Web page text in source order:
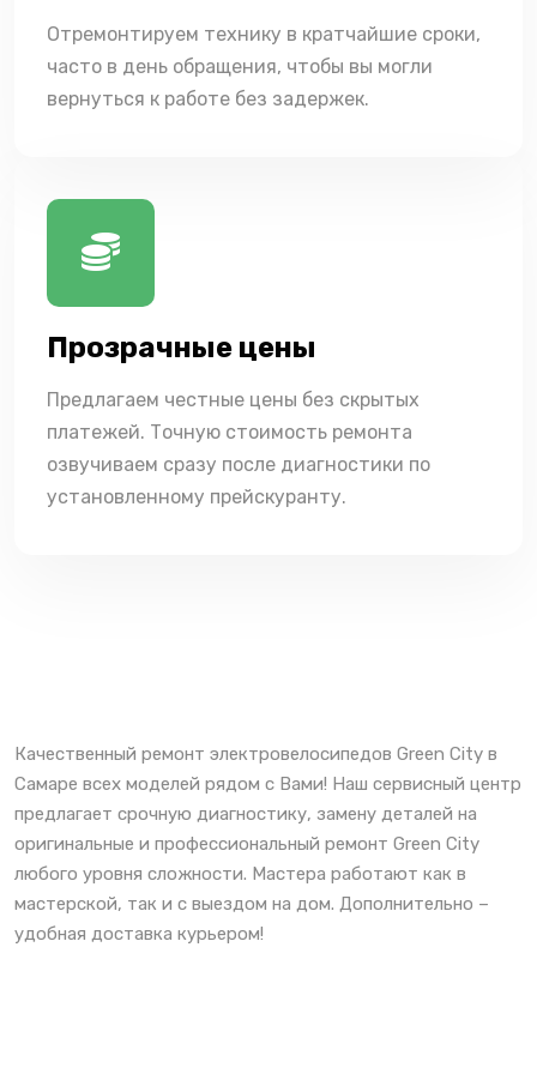
Отремонтируем технику в кратчайшие сроки,
часто в день обращения, чтобы вы могли
вернуться к работе без задержек.
Прозрачные цены
Предлагаем честные цены без скрытых
платежей. Точную стоимость ремонта
озвучиваем сразу после диагностики по
установленному прейскуранту.
Качественный ремонт электровелосипедов Green City в
Самаре всех моделей рядом с Вами! Наш сервисный центр
предлагает срочную диагностику, замену деталей на
оригинальные и профессиональный ремонт Green City
любого уровня сложности. Мастера работают как в
мастерской, так и с выездом на дом. Дополнительно –
удобная доставка курьером!